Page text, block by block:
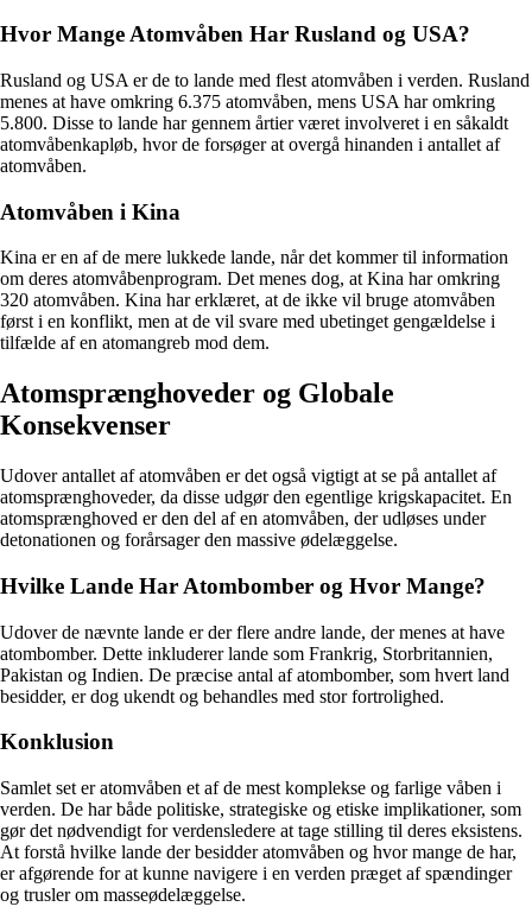
Hvor Mange Atomvåben Har Rusland og USA?
Rusland og USA er de to lande med flest atomvåben i verden. Rusland
menes at have omkring 6.375 atomvåben, mens USA har omkring
5.800. Disse to lande har gennem årtier været involveret i en såkaldt
atomvåbenkapløb, hvor de forsøger at overgå hinanden i antallet af
atomvåben.
Atomvåben i Kina
Kina er en af de mere lukkede lande, når det kommer til information
om deres atomvåbenprogram. Det menes dog, at Kina har omkring
320 atomvåben. Kina har erklæret, at de ikke vil bruge atomvåben
først i en konflikt, men at de vil svare med ubetinget gengældelse i
tilfælde af en atomangreb mod dem.
Atomsprænghoveder og Globale
Konsekvenser
Udover antallet af atomvåben er det også vigtigt at se på antallet af
atomsprænghoveder, da disse udgør den egentlige krigskapacitet. En
atomsprænghoved er den del af en atomvåben, der udløses under
detonationen og forårsager den massive ødelæggelse.
Hvilke Lande Har Atombomber og Hvor Mange?
Udover de nævnte lande er der flere andre lande, der menes at have
atombomber. Dette inkluderer lande som Frankrig, Storbritannien,
Pakistan og Indien. De præcise antal af atombomber, som hvert land
besidder, er dog ukendt og behandles med stor fortrolighed.
Konklusion
Samlet set er atomvåben et af de mest komplekse og farlige våben i
verden. De har både politiske, strategiske og etiske implikationer, som
gør det nødvendigt for verdensledere at tage stilling til deres eksistens.
At forstå hvilke lande der besidder atomvåben og hvor mange de har,
er afgørende for at kunne navigere i en verden præget af spændinger
og trusler om masseødelæggelse.